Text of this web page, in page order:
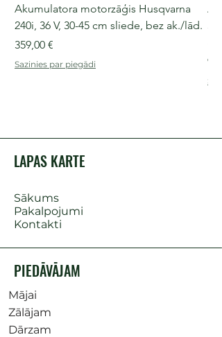
Akumulatora motorzāģis Husqvarna
240i, 36 V, 30-45 cm sliede, bez ak./lād.
Cena
359,00 €
Sazinies par piegādi
LAPAS KARTE
Sākums
Pakalpojumi
Kontakti
PIEDĀVĀJAM
Mājai
Zālājam
Dārzam